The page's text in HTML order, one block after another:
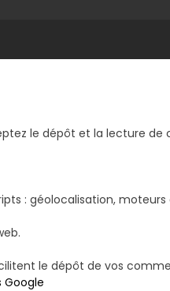
le dépôt et la lecture
: géolocalisation,
le dépôt de vos